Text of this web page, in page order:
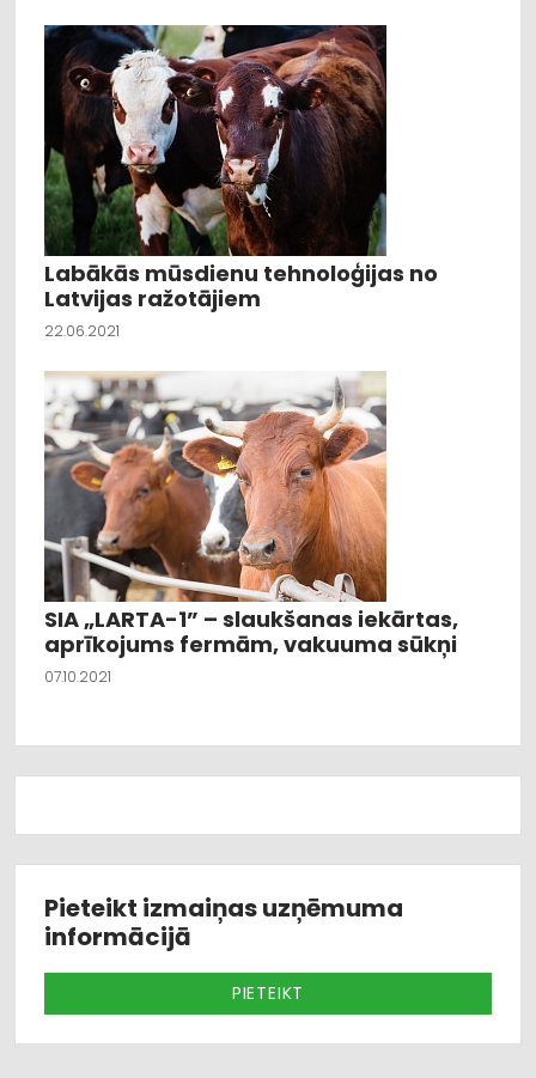
Labākās mūsdienu tehnoloģijas no
Latvijas ražotājiem
22.06.2021
SIA „LARTA-1” – slaukšanas iekārtas,
aprīkojums fermām, vakuuma sūkņi
07.10.2021
Pieteikt izmaiņas uzņēmuma
informācijā
PIETEIKT